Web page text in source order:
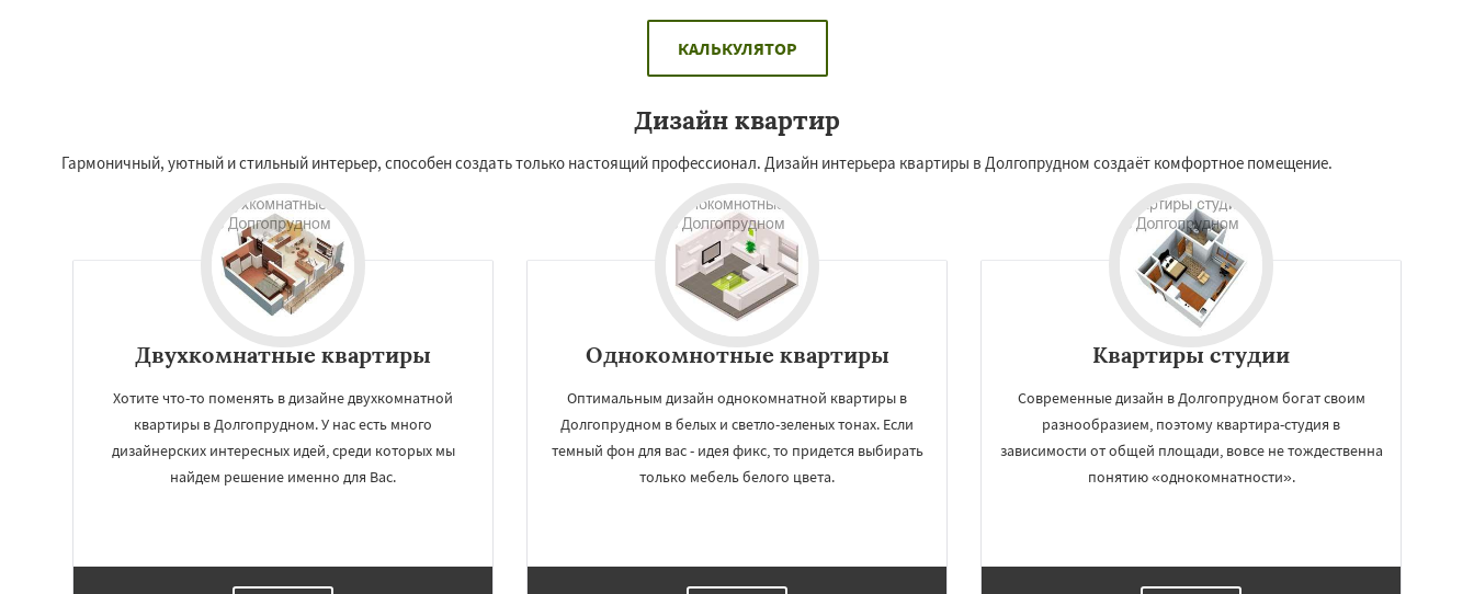
КАЛЬКУЛЯТОР
Дизайн квартир
Гармоничный, уютный и стильный интерьер, способен создать только настоящий профессионал. Дизайн интерьера квартиры в Долгопрудном создаёт комфортное помещение.
Двухкомнатные квартиры
Хотите что-то поменять в дизайне двухкомнатной
квартиры в Долгопрудном. У нас есть много
дизайнерских интересных идей, среди которых мы
найдем решение именно для Вас.
Однокомнотные квартиры
Оптимальным дизайн однокомнатной квартиры в
Долгопрудном в белых и светло-зеленых тонах. Если
темный фон для вас - идея фикс, то придется выбирать
только мебель белого цвета.
Квартиры студии
Современные дизайн в Долгопрудном богат своим
разнообразием, поэтому квартира-студия в
зависимости от общей площади, вовсе не тождественна
понятию «однокомнатности».